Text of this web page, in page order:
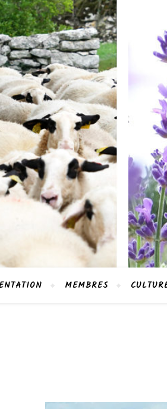
MEMBRES